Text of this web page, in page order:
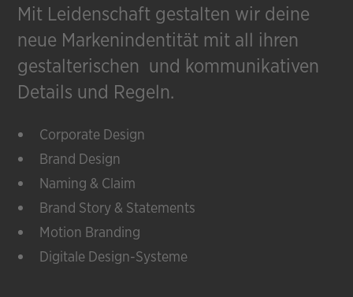
Mit Leidenschaft gestalten wir deine
neue Markenindentität mit all ihren
gestalterischen und kommunikativen
Details und Regeln.
Corporate Design
Brand Design
Naming & Claim
Brand Story & Statements
Motion Branding
Digitale Design-Systeme